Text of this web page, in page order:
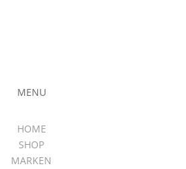
MENU
HOME
SHOP
MARKEN